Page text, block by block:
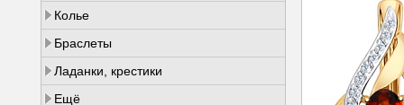
Колье
Браслеты
Ладанки, крестики
Ещё